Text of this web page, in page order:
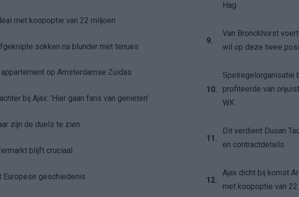
met koopoptie van 22 miljoen
sokken na blunder met tenues
op Amsterdamse Zuidas
bij Ajax: 'Hier gaan fans van genieten'
zijn de duels te zien
blijft cruciaal
Europese geschiedenis
Hag
9.
Van Bronckhorst
wil op deze twee
10.
Spelregelorganisatie
profiteerde van
WK
11.
Dit verdient Dusan
en contractdetails
12.
Ajax dicht bij komst
met koopoptie van